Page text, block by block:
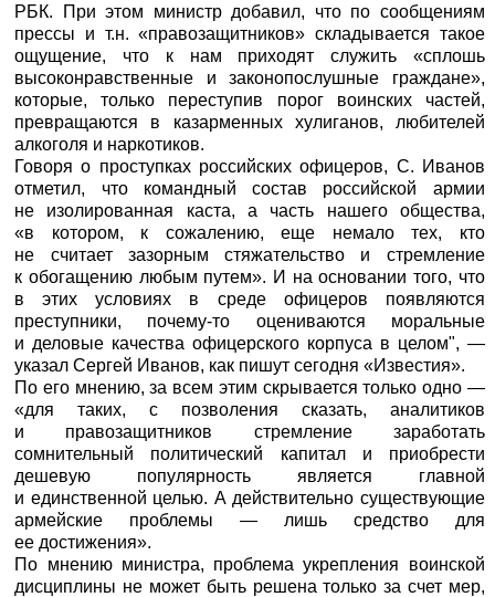
РБК. При этом министр добавил, что по сообщениям
прессы и т.н. «правозащитников» складывается такое
ощущение, что к нам приходят служить «сплошь
высоконравственные и законопослушные граждане»,
которые, только переступив порог воинских частей,
превращаются в казарменных хулиганов, любителей
алкоголя и наркотиков.
Говоря о проступках российских офицеров, С. Иванов
отметил, что командный состав российской армии
не изолированная каста, а часть нашего общества,
«в котором, к сожалению, еще немало тех, кто
не считает зазорным стяжательство и стремление
к обогащению любым путем». И на основании того, что
в этих условиях в среде офицеров появляются
преступники, почему-то оцениваются моральные
и деловые качества офицерского корпуса в целом", —
указал Сергей Иванов, как пишут сегодня «Известия».
По его мнению, за всем этим скрывается только одно —
«для таких, с позволения сказать, аналитиков
и правозащитников стремление заработать
сомнительный политический капитал и приобрести
дешевую популярность является главной
и единственной целью. А действительно существующие
армейские проблемы — лишь средство для
ее достижения».
По мнению министра, проблема укрепления воинской
дисциплины не может быть решена только за счет мер,